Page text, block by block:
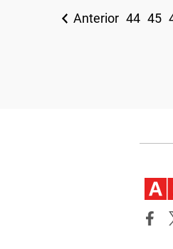
Anterior 44 45